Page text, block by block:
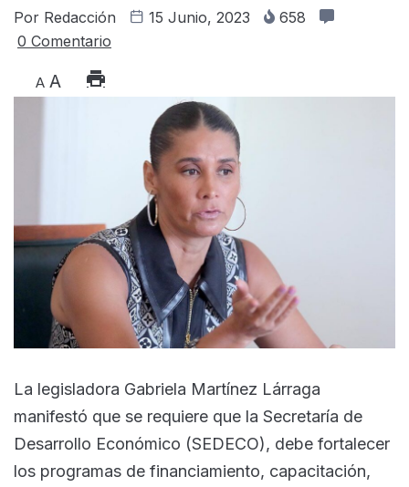
Por Redacción 15 Junio, 2023
658
0 Comentario
A A
La legisladora Gabriela Martínez Lárraga
manifestó que se requiere que la Secretaría de
Desarrollo Económico (SEDECO), debe fortalecer
los programas de financiamiento, capacitación,